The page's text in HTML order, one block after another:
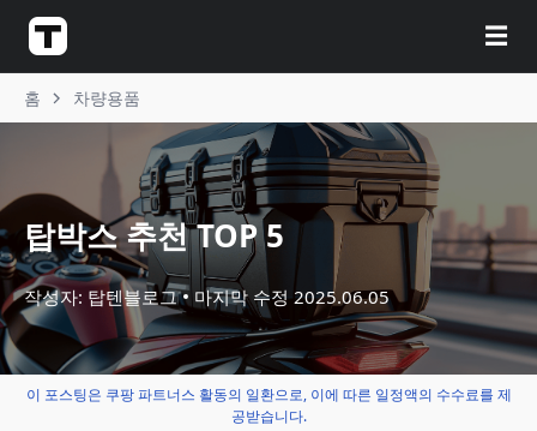
☰
홈 차량용품
탑박스 추천 TOP 5
작성자: 탑텐블로그 마지막 수정2025.06.05
이 포스팅은 쿠팡 파트너스 활동의 일환으로, 이에 따른 일정액의 수수료를 제
공받습니다.